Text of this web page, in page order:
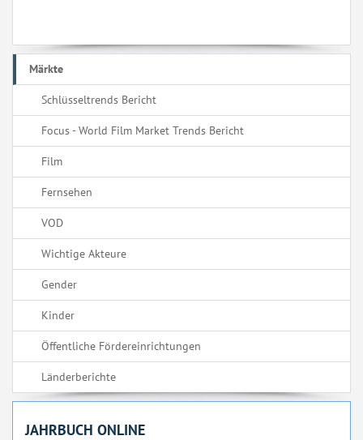
Märkte
Schlüsseltrends Bericht
Focus - World Film Market Trends Bericht
Film
Fernsehen
VOD
Wichtige Akteure
Gender
Kinder
Öffentliche Fördereinrichtungen
Länderberichte
JAHRBUCH ONLINE